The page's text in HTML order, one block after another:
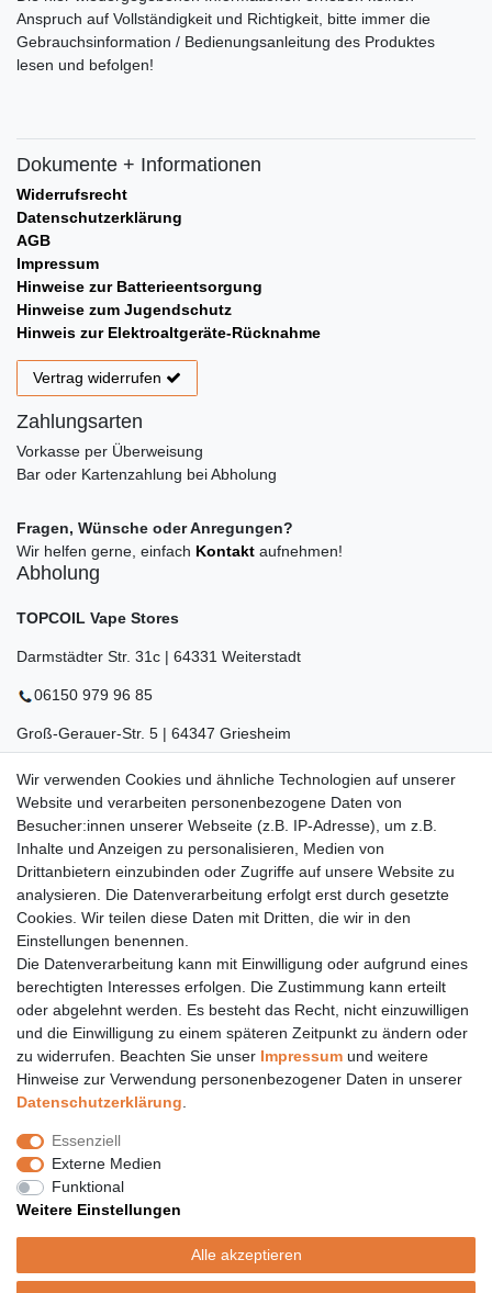
Anspruch auf Vollständigkeit und Richtigkeit, bitte immer die
Gebrauchsinformation / Bedienungsanleitung des Produktes
lesen und befolgen!
Dokumente + Informationen
Widerrufsrecht
Datenschutzerklärung
AGB
Impressum
Hinweise zur Batterieentsorgung
Hinweise zum Jugendschutz
Hinweis zur Elektroaltgeräte-Rücknahme
Vertrag widerrufen
Zahlungsarten
Vorkasse per Überweisung
Bar oder Kartenzahlung bei Abholung
Fragen, Wünsche oder Anregungen?
Wir helfen gerne, einfach Kontakt aufnehmen!
Abholung
TOPCOIL Vape Stores
Darmstädter Str. 31c | 64331 Weiterstadt
06150 979 96 85
Groß-Gerauer-Str. 5 | 64347 Griesheim
06155 834 88 58
Eberstädter Str. 21 | 64319 Pfungstadt
06157 984 88 55
Öffnungszeiten finden Sie hier: www.topcoil.de
E-MAIL **
Newsletter
Honig
Hiermit bestätige ich, dass ich dieDaten­schutz­erklärunggelesen habe.
Meine Einwilligung kann ich jederzeit widerrufen.**
Abonnieren
Versand
Versandinformation
Versandkosten nur 4,90€
- kostenfrei ab 39€ Warenwert
Wir verwenden Cookies und ähnliche Technologien auf unserer
Website und verarbeiten personenbezogene Daten von
Besucher:innen unserer Webseite (z.B. IP-Adresse), um z.B.
Inhalte und Anzeigen zu personalisieren, Medien von
Drittanbietern einzubinden oder Zugriffe auf unsere Website zu
analysieren. Die Datenverarbeitung erfolgt erst durch gesetzte
Cookies. Wir teilen diese Daten mit Dritten, die wir in den
Einstellungen benennen.
Die Datenverarbeitung kann mit Einwilligung oder aufgrund eines
berechtigten Interesses erfolgen. Die Zustimmung kann erteilt
oder abgelehnt werden. Es besteht das Recht, nicht einzuwilligen
und die Einwilligung zu einem späteren Zeitpunkt zu ändern oder
zu widerrufen. Beachten Sie unser Impressum und weitere
Hinweise zur Verwendung personenbezogener Daten in unserer
Daten­schutz­erklärung
Essenziell
Externe Medien
Funktional
Weitere Einstellungen
Alle akzeptieren